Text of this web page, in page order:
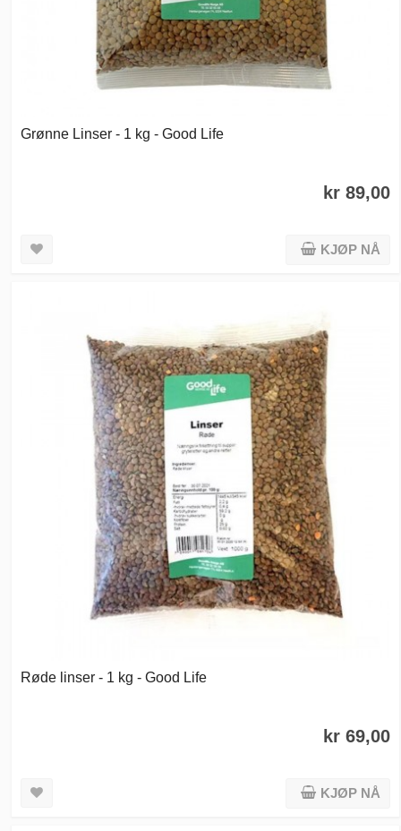
Grønne Linser - 1 kg - Good Life
kr 89,00
KJØP NÅ
Røde linser - 1 kg - Good Life
kr 69,00
KJØP NÅ